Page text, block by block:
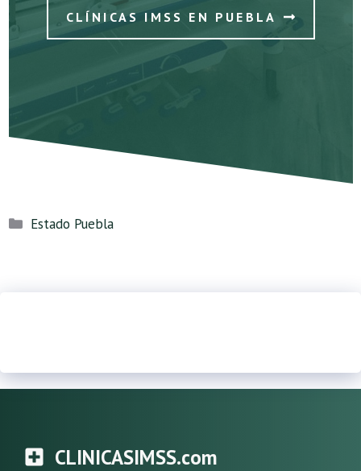
CLÍNICAS IMSS EN PUEBLA
Categorías
Estado Puebla
CLINICASIMSS.com